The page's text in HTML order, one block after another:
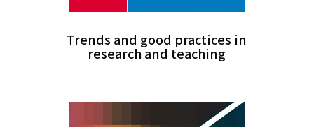
Trends and good practices in
research and teaching